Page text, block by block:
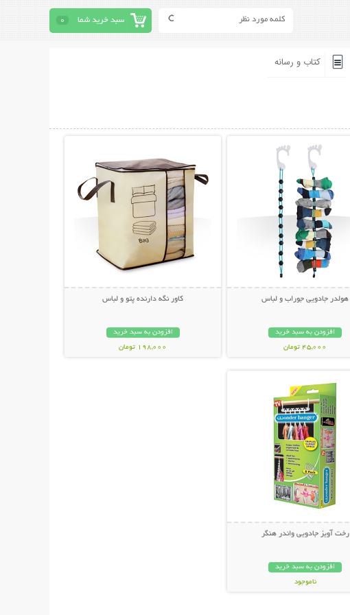
سبد خرید شما 0
کتاب و رسانه
هولدر جادویی جوراب و لباس
افزودن به سبد خرید
45,000 تومان
کاور نگه دارنده پتو و لباس
افزودن به سبد خرید
198,000 تومان
رخت آویز جادویی واندر هنگر
افزودن به سبد خرید
ناموجود